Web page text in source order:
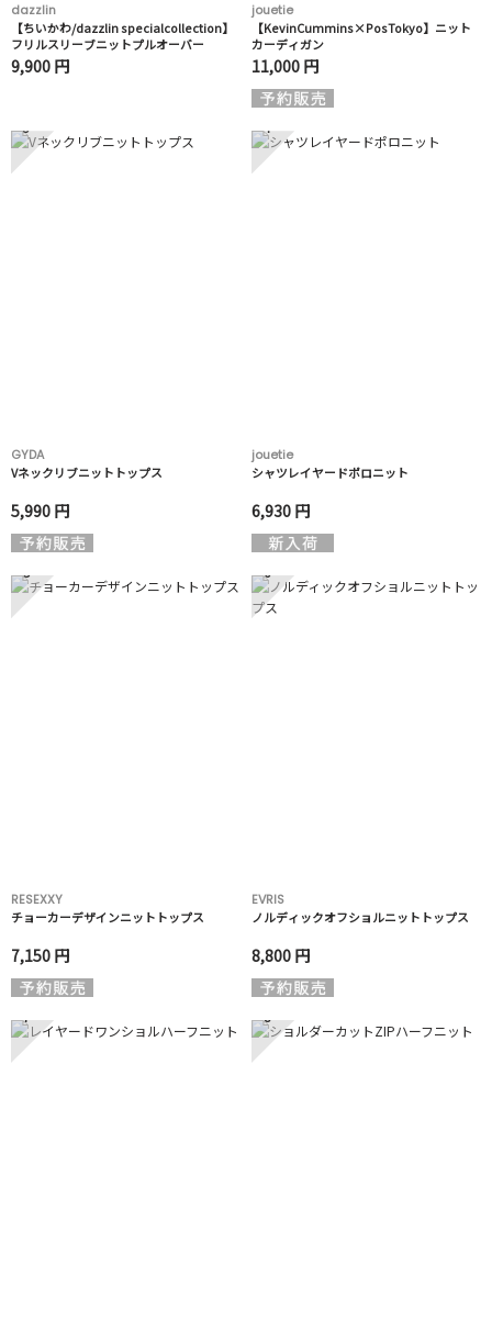
dazzlin
【ちいかわ/dazzlin specialcollection】
フリルスリーブニットプルオーバー
9,900 円
jouetie
【KevinCummins×PosTokyo】ニット
カーディガン
11,000 円
3
GYDA
Vネックリブニットトップス
5,990 円
4
jouetie
シャツレイヤードポロニット
6,930 円
5
RESEXXY
チョーカーデザインニットトップス
7,150 円
6
EVRIS
ノルディックオフショルニットトップス
8,800 円
7 8